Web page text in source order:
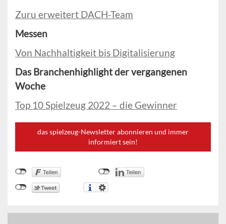
Zuru erweitert DACH-Team
Messen
Von Nachhaltigkeit bis Digitalisierung
Das Branchenhighlight der vergangenen
Woche
Top 10 Spielzeug 2022 – die Gewinner
das spielzeug-Newsletter abonnieren und immer
informiert sein!